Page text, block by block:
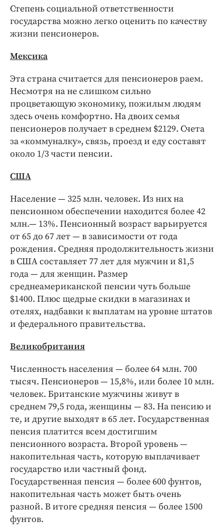
Степень социальной ответственности
государства можно легко оценить по качеству
жизни пенсионеров.
Мексика
Эта страна считается для пенсионеров раем.
Несмотря на не слишком сильно
процветающую экономику, пожилым людям
здесь очень комфортно. На двоих семья
пенсионеров получает в среднем $2129. Счета
за «коммуналку», связь, проезд и еду составят
около 1/3 части пенсии.
США
Население — 325 млн. человек. Из них на
пенсионном обеспечении находится более 42
млн.— 13%. Пенсионный возраст варьируется
от 65 до 67 лет — в зависимости от года
рождения. Средняя продолжительность жизни
в США составляет 77 лет для мужчин и 81,5
года — для женщин. Размер
среднеамериканской пенсии чуть больше
$1400. Плюс щедрые скидки в магазинах и
отелях, надбавки к выплатам на уровне штатов
и федерального правительства.
Великобритания
Численность населения — более 64 млн. 700
тысяч. Пенсионеров — 15,8%, или более 10 млн.
человек. Британские мужчины живут в
среднем 79,5 года, женщины — 83. На пенсию и
те, и другие выходят в 65 лет. Государственная
пенсия платится всем достигшим
пенсионного возраста. Второй уровень —
накопительная часть, которую выплачивает
государство или частный фонд.
Государственная пенсия — более 600 фунтов,
накопительная часть может быть очень
разной. В итоге средняя пенсия — более 1500
фунтов.